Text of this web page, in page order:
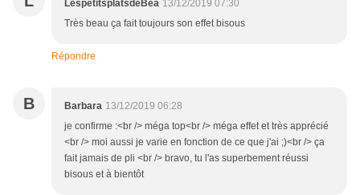
LespetitsplatsdeBéa 13/12/2019 07:30
Très beau ça fait toujours son effet bisous
Répondre
B Barbara 13/12/2019 06:28
je confirme :<br /> méga top<br /> méga effet et très apprécié
<br /> moi aussi je varie en fonction de ce que j'ai ;)<br /> ça
fait jamais de pli <br /> bravo, tu l'as superbement réussi
bisous et à bientôt